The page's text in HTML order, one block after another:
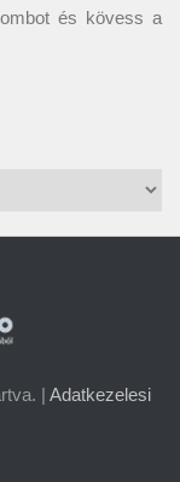
és kövess a
| Adatkezelesi